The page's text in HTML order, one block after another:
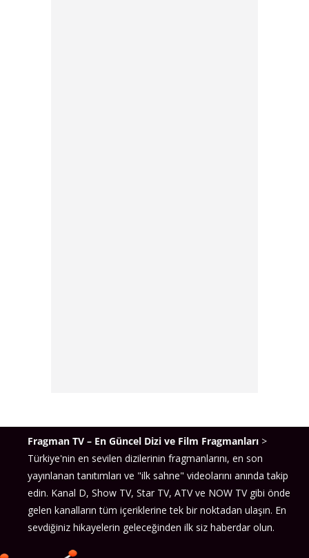
Fragman TV – En Güncel Dizi ve Film Fragmanları >
Türkiye'nin en sevilen dizilerinin fragmanlarını, en son
yayınlanan tanıtımları ve "ilk sahne" videolarını anında takip
edin. Kanal D, Show TV, Star TV, ATV ve NOW TV gibi önde
gelen kanalların tüm içeriklerine tek bir noktadan ulaşın. En
sevdiğiniz hikayelerin geleceğinden ilk siz haberdar olun.